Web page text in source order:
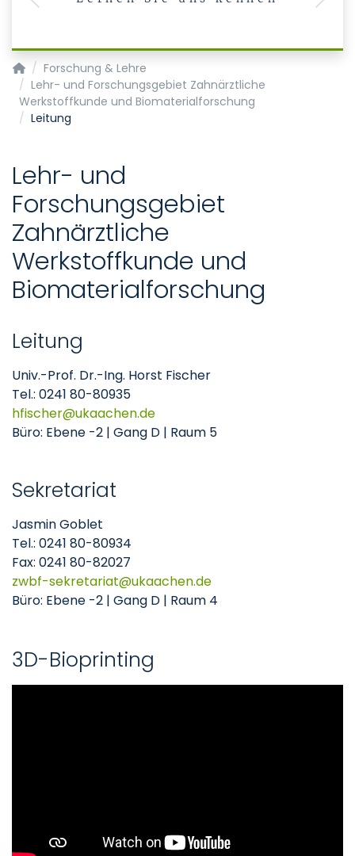
Previous Next
Klinik für Zahnärztliche Prothetik und Biomaterialien,
Forschung & Lehre
Lehr- und Forschungsgebiet Zahnärztliche
Werkstoffkunde und Biomaterialforschung
Leitung
Lehr- und
Forschungsgebiet
Zahnärztliche
Werkstoffkunde und
Biomaterialforschung
Leitung
Univ.-Prof. Dr.-Ing. Horst Fischer
Tel.: 0241 80-80935
hfischer
ukaachende
Büro: Ebene -2 | Gang D | Raum 5
Sekretariat
Jasmin Goblet
Tel.: 0241 80-80934
Fax: 0241 80-82027
zwbf-sekretariat@ukaachen.de
Büro: Ebene -2 | Gang D | Raum 4
3D-Bioprinting